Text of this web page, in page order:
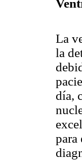
La
la
día,
para